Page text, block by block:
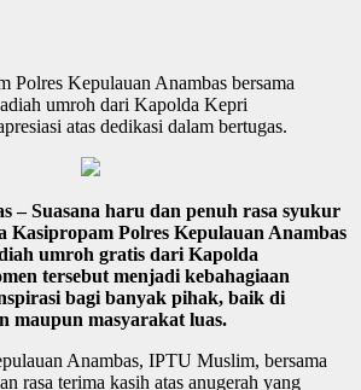
Polres Kepulauan Anambas bersama
umroh dari Kapolda Kepri
atas dedikasi dalam bertugas.
– Suasana haru dan penuh rasa syukur
Kasipropam Polres Kepulauan Anambas
umroh gratis dari Kapolda
tersebut menjadi kebahagiaan
bagi banyak pihak, baik di
maupun masyarakat luas.
Anambas, IPTU Muslim, bersama
rasa terima kasih atas anugerah yang